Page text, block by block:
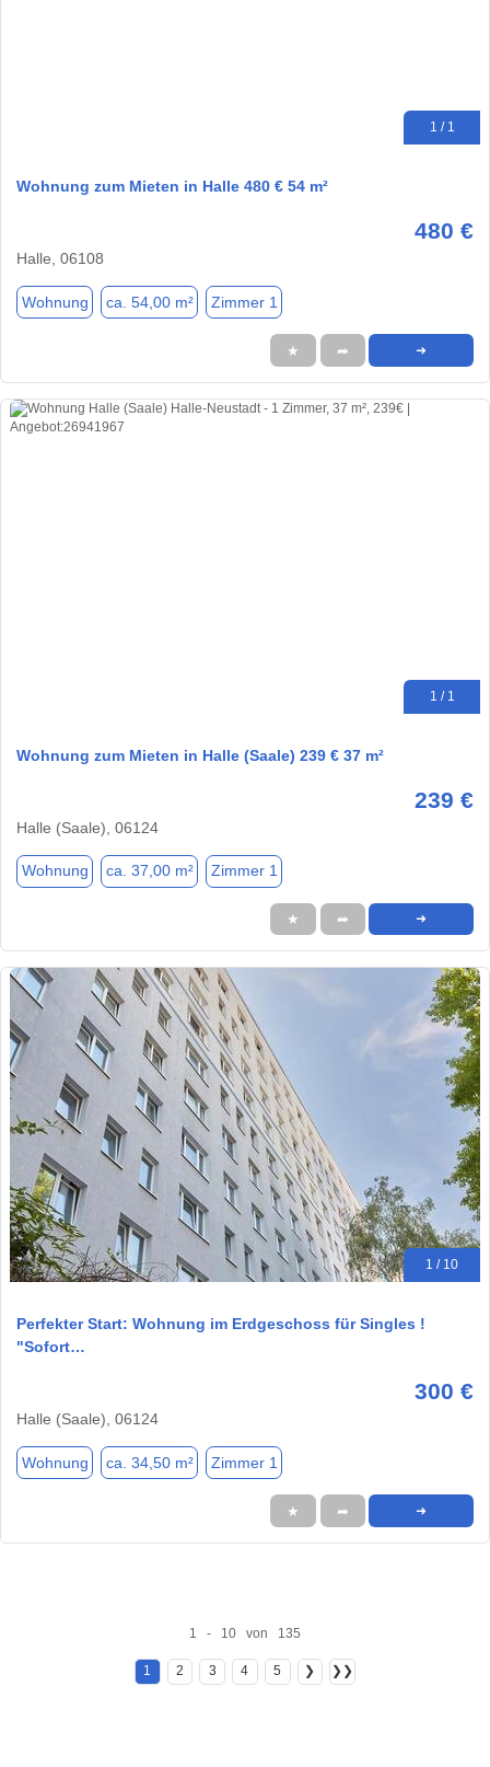
1 / 1
Wohnung zum Mieten in Halle 480 € 54 m²
480 €
Halle, 06108
Wohnung ca. 54,00 m² Zimmer 1
★ ➦ ➜
1 / 1
Wohnung zum Mieten in Halle (Saale) 239 € 37 m²
239 €
Halle (Saale), 06124
Wohnung ca. 37,00 m² Zimmer 1
★ ➦ ➜
1 / 10
Perfekter Start: Wohnung im Erdgeschoss für Singles !
"Sofort…
300 €
Halle (Saale), 06124
Wohnung ca. 34,50 m² Zimmer 1
★ ➦ ➜
1 - 10 von 135
1 2 3 4 5 ❯ ❯❯